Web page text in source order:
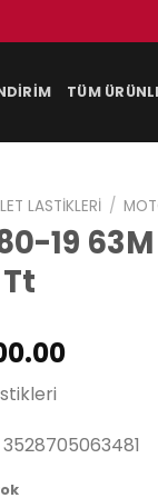
TÜM
LASTIKLERI /
19